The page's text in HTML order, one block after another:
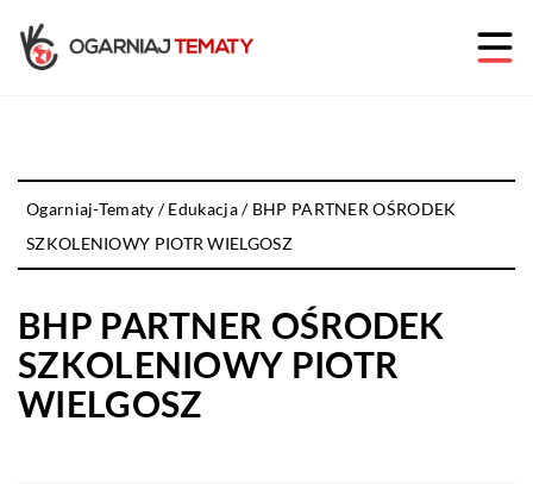
Ogarniaj-Tematy /Edukacja/ BHP PARTNER OŚRODEK
SZKOLENIOWY PIOTR WIELGOSZ
BHP PARTNER OŚRODEK
SZKOLENIOWY PIOTR
WIELGOSZ